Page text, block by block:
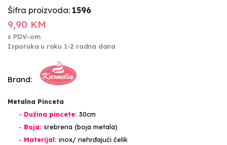
Šifra proizvoda: 1596
9,90 KM
s PDV-om
Isporuka u roku 1-2 radna dana
Brand:
Metalna Pinceta
- Dužina pincete: 30cm
- Boja: srebrena (boja metala)
- Materijal: inox/ nehrđajući čelik